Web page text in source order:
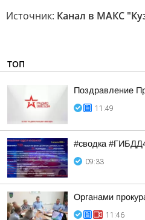
Источник: Канал в МАКС
ТОП
Поздравление
11:49
#сводка
09:33
Органами
11:46